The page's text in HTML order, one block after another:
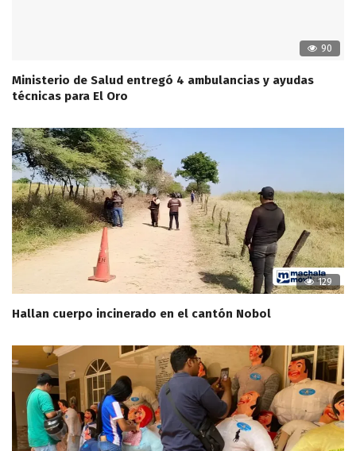
90
Ministerio de Salud entregó 4 ambulancias y ayudas
técnicas para El Oro
129
Hallan cuerpo incinerado en el cantón Nobol